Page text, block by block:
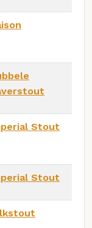
Stout
Stout